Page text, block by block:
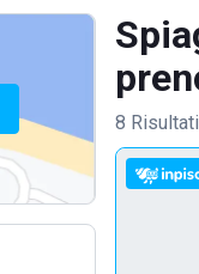
8 Risultati